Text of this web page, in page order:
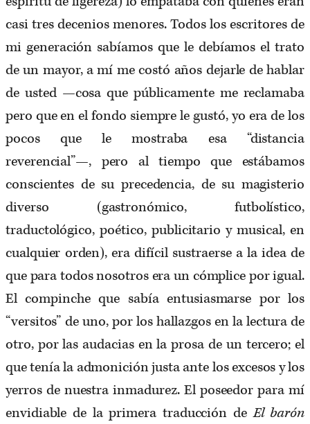
casi tres decenios menores. Todos los escritores de
mi generación sabíamos que le debíamos el trato
de un mayor, a mí me costó años dejarle de hablar
de usted —cosa que públicamente me reclamaba
pero que en el fondo siempre le gustó, yo era de los
pocos que le mostraba esa “distancia
reverencial”—, pero al tiempo que estábamos
conscientes de su precedencia, de su magisterio
diverso (gastronómico, futbolístico,
traductológico, poético, publicitario y musical, en
cualquier orden), era difícil sustraerse a la idea de
que para todos nosotros era un cómplice por igual.
El compinche que sabía entusiasmarse por los
“versitos” de uno, por los hallazgos en la lectura de
otro, por las audacias en la prosa de un tercero; el
que tenía la admonición justa ante los excesos y los
yerros de nuestra inmadurez. El poseedor para mí
envidiable de la primera traducción deEl barón